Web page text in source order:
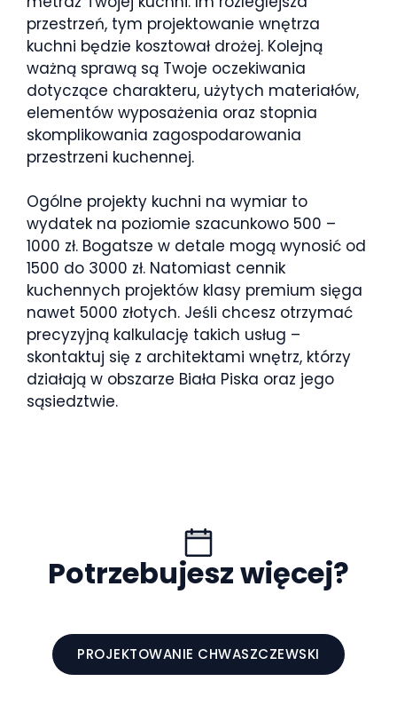
przestrzeń, tym projektowanie wnętrza
kuchni będzie kosztował drożej. Kolejną
ważną sprawą są Twoje oczekiwania
dotyczące charakteru, użytych materiałów,
elementów wyposażenia oraz stopnia
skomplikowania zagospodarowania
przestrzeni kuchennej.
Ogólne projekty kuchni na wymiar to
wydatek na poziomie szacunkowo 500 –
1000 zł. Bogatsze w detale mogą wynosić od
1500 do 3000 zł. Natomiast cennik
kuchennych projektów klasy premium sięga
nawet 5000 złotych. Jeśli chcesz otrzymać
precyzyjną kalkulację takich usług –
skontaktuj się z architektami wnętrz, którzy
działają w obszarze Biała Piska oraz jego
sąsiedztwie.
Potrzebujesz więcej?
PROJEKTOWANIE CHWASZCZEWSKI